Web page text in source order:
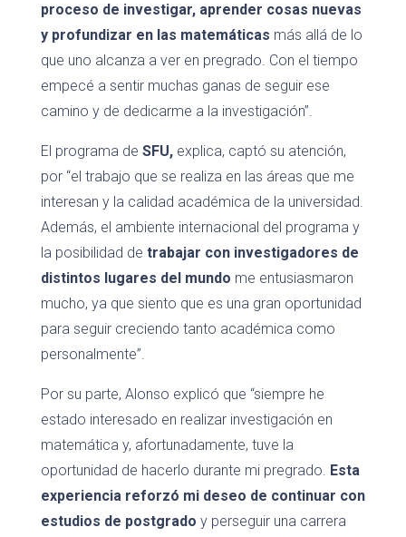
proceso de investigar, aprender cosas nuevas
y profundizar en las matemáticas más allá de lo
que uno alcanza a ver en pregrado. Con el tiempo
empecé a sentir muchas ganas de seguir ese
camino y de dedicarme a la investigación”.
El programa de SFU,explica, captó su atención,
por “el trabajo que se realiza en las áreas que me
interesan y la calidad académica de la universidad.
Además, el ambiente internacional del programa y
la posibilidad de trabajar con investigadores de
distintos lugares del mundo me entusiasmaron
mucho, ya que siento que es una gran oportunidad
para seguir creciendo tanto académica como
personalmente”.
Por su parte, Alonso explicó que “siempre he
estado interesado en realizar investigación en
matemática y, afortunadamente, tuve la
oportunidad de hacerlo durante mi pregrado. Esta
experiencia reforzó mi deseo de continuar con
estudios de postgrado y perseguir una carrera